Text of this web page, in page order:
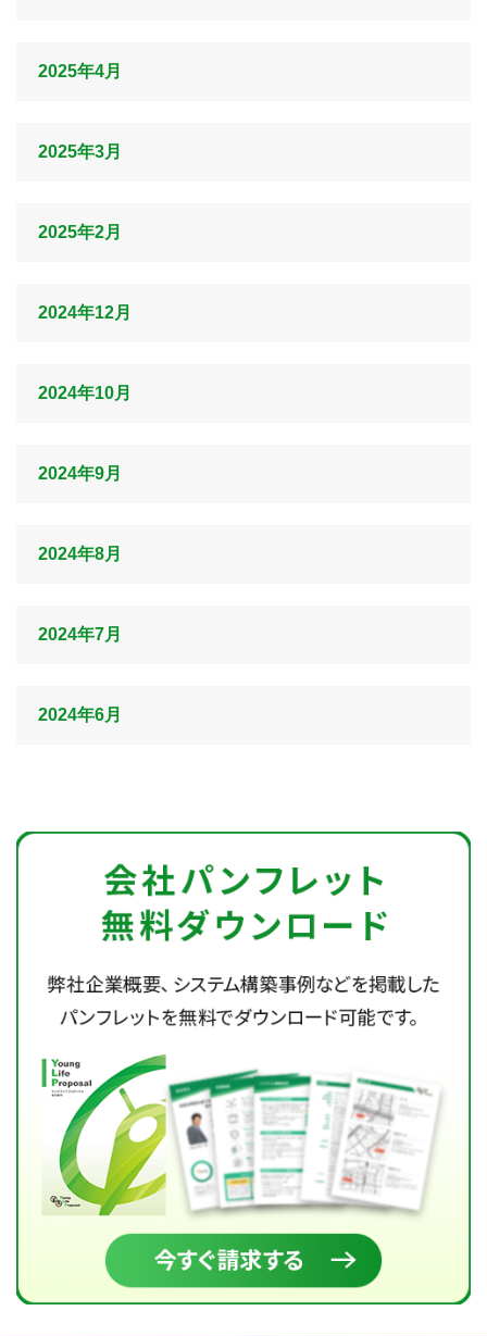
2025年4月
2025年3月
2025年2月
2024年12月
2024年10月
2024年9月
2024年8月
2024年7月
2024年6月